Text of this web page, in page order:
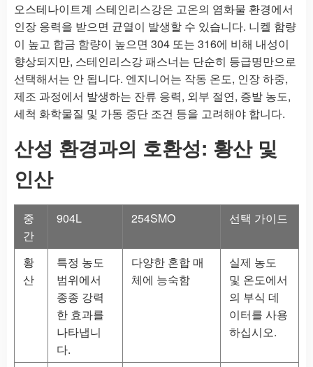
오스테나이트계 스테인리스강은 고온의 염화물 환경에서
인장 응력을 받으면 균열이 발생할 수 있습니다. 니켈 함량
이 높고 합금 함량이 높으면 304 또는 316에 비해 내성이
향상되지만, 스테인리스강 패스너는 단순히 등급명만으로
선택해서는 안 됩니다. 엔지니어는 작동 온도, 인장 하중,
제조 과정에서 발생하는 잔류 응력, 외부 절연, 증발 농도,
세척 화학물질 및 가동 중단 조건 등을 고려해야 합니다.
산성 환경과의 호환성: 황산 및
인산
중
간
904L 254SMO 선택 가이드
황
산
특정 농도
범위에서
종종 강력
한 효과를
나타냅니
다.
다양한 혼합 매
체에 능숙함
실제 농도
및 온도에서
의 부식 데
이터를 사용
하십시오.